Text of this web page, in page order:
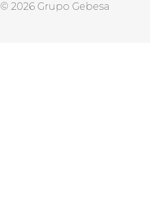
© 2026 Grupo Gebesa